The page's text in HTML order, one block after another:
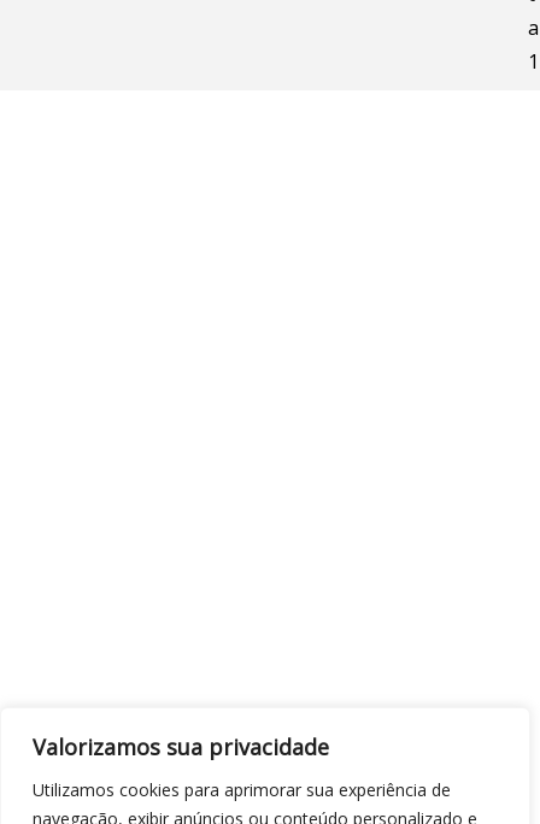
Valorizamos sua privacidade
Utilizamos cookies para aprimorar sua experiência de
navegação, exibir anúncios ou conteúdo personalizado e